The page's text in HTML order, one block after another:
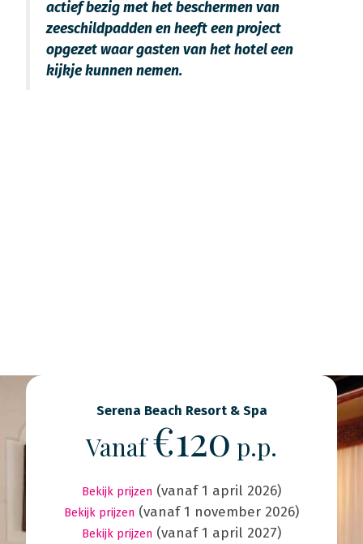
actief bezig met het beschermen van
zeeschildpadden en heeft een project
opgezet waar gasten van het hotel een
kijkje kunnen nemen.
Serena Beach Resort & Spa
Vanaf€120 p.p.
Bekijk prijzen (vanaf 1 april 2026)
Bekijk prijzen (vanaf 1 november 2026)
Bekijk prijzen (vanaf 1 april 2027)